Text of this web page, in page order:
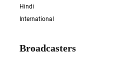
Hindi
International
Broadcasters